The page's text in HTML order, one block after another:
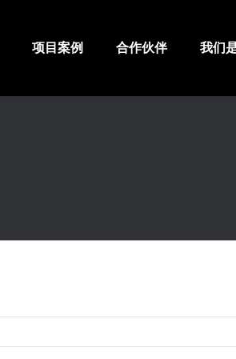
项目案例 合作伙伴 我们